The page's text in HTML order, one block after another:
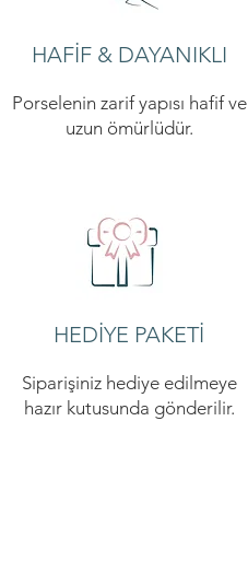
HAFİF & DAYANIKLI
Porselenin zarif yapısı hafif ve
uzun ömürlüdür.
HEDİYE PAKETİ
Siparişiniz hediye edilmeye
hazır kutusunda gönderilir.